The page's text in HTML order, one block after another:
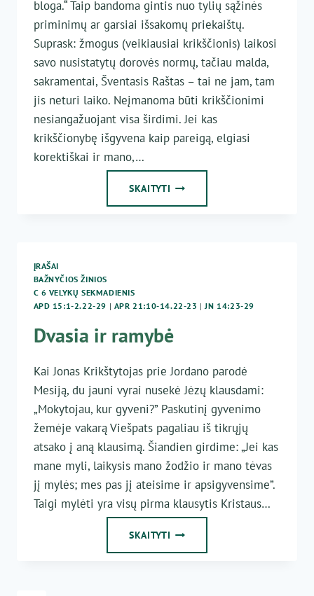
bloga.“ Taip bandoma gintis nuo tylių sąžinės
priminimų ar garsiai išsakomų priekaištų.
Suprask: žmogus (veikiausiai krikščionis) laikosi
savo nusistatytų dorovės normų, tačiau malda,
sakramentai, Šventasis Raštas – tai ne jam, tam
jis neturi laiko. Neįmanoma būti krikščionimi
nesiangažuojant visa širdimi. Jei kas
krikščionybę išgyvena kaip pareigą, elgiasi
korektiškai ir mano,…
SKAITYTI RAMYBĖS
ĮRAŠAI
BAŽNYČIOS ŽINIOS
C 6 VELYKŲ SEKMADIENIS
APD 15:1-2.22-29 | APR 21:10-14.22-23 |JN 14:23-29
Dvasia ir ramybė
Kai Jonas Krikštytojas prie Jordano parodė
Mesiją, du jauni vyrai nusekė Jėzų klausdami:
„Mokytojau, kur gyveni?” Paskutinį gyvenimo
žemėje vakarą Viešpats pagaliau iš tikrųjų
atsako į aną klausimą. Šiandien girdime: „Jei kas
mane myli, laikysis mano žodžio ir mano tėvas
jį mylės; mes pas jį ateisime ir apsigyvensime”.
Taigi mylėti yra visų pirma klausytis Kristaus…
SKAITYTI DVASIA